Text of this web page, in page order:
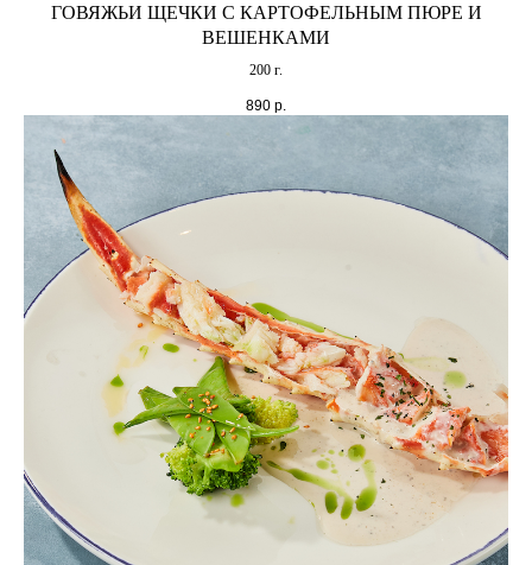
ГОВЯЖЬИ ЩЕЧКИ С КАРТОФЕЛЬНЫМ ПЮРЕ И
ВЕШЕНКАМИ
200 г.
890 р.